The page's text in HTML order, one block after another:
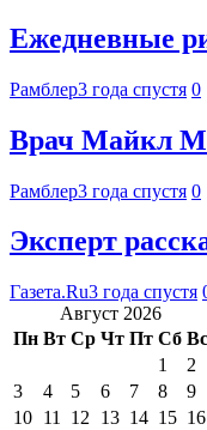
Ежедневные
Рамблер3 года спустя 0
Врач Майкл
Рамблер3 года спустя 0
Эксперт
Газета.Ru3 года спустя
Август 2026
Пн Вт Ср Чт Пт Сб Вс
1
2
3
4 5 6 7 8
9
10 11 12 13 14 15 16